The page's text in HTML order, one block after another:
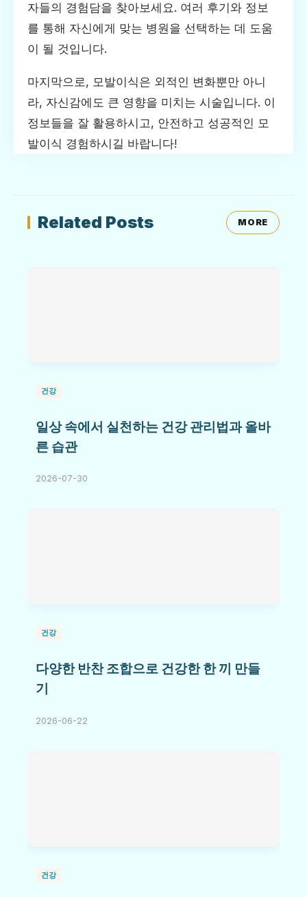
자들의 경험담을 찾아보세요. 여러 후기와 정보
를 통해 자신에게 맞는 병원을 선택하는 데 도움
이 될 것입니다.
마지막으로, 모발이식은 외적인 변화뿐만 아니
라, 자신감에도 큰 영향을 미치는 시술입니다. 이
정보들을 잘 활용하시고, 안전하고 성공적인 모
발이식 경험하시길 바랍니다!
Related Posts MORE
건강
일상 속에서 실천하는 건강 관리법과 올바
른 습관
2026-07-30
건강
다양한 반찬 조합으로 건강한 한 끼 만들
기
2026-06-22
건강